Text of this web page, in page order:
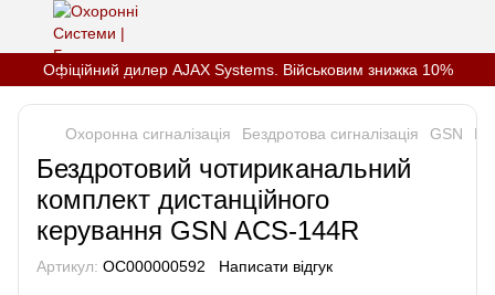
Офіційний дилер AJAX Systems. Військовим знижка 10%
Охоронна сигналізація Бездротова сигналізація GSN
Бездротовий чотириканальний
комплект дистанційного
керування GSN ACS-144R
Артикул: OC000000592 Написати відгук